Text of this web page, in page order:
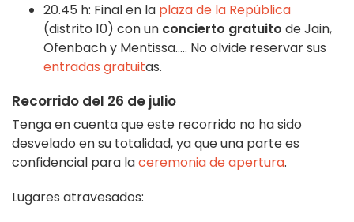
20.45 h: Final en la plaza de la República
(distrito 10) con un concierto gratuito de Jain,
Ofenbach y Mentissa..... No olvide reservar sus
entradas gratuitas.
Recorrido del 26 de julio
Tenga en cuenta que este recorrido no ha sido
desvelado en su totalidad, ya que una parte es
confidencial para laceremonia de apertura.
Lugares atravesados: